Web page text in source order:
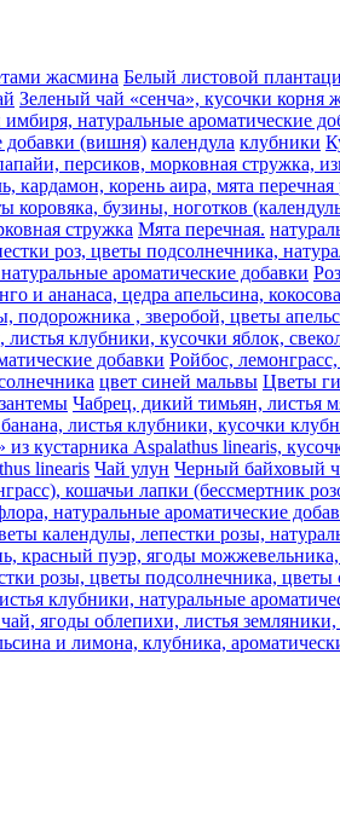
жасмина Белый листовой
Зеленый чай «сенча», кусочки корня
натуральные ароматические
добавки (вишня) календула клубники
персиков, морковная стружка,
корень аира, мята
бузины, ноготков
стружка Мята перечная.
роз, цветы подсолнечника,
ароматические добавки
и ананаса, цедра апельсина,
, зверобой, цветы
клубники, кусочки яблок,
добавки Ройбос,
цвет синей мальвы Цветы
Чабрец, дикий тимьян, листья
листья клубники, кусочки
кустарника Aspalathus linearis,
linearis Чай улун Черный байховый
кошачьи лапки (бессмертник
натуральные ароматические
календулы, лепестки розы,
красный пуэр, ягоды можжевельника,
розы, цветы подсолнечника, цветы
клубники, натуральные
ягоды облепихи, листья
и лимона, клубника,